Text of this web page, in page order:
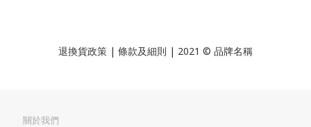
退換貨政策 | 條款及細則 | 2021 © 品牌名稱
關於我們